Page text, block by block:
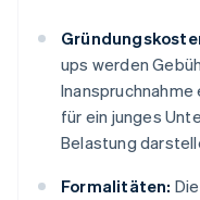
ups werden
für ein junges
Belastung
Formalitäten: